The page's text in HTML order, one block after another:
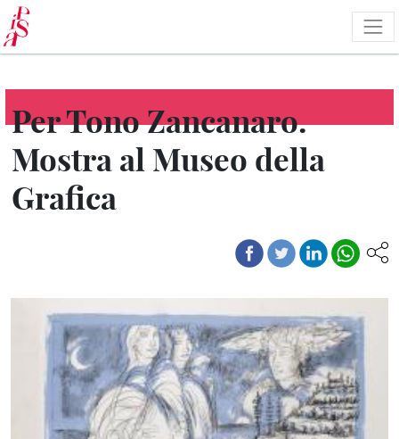
Salta
al
contenuto
principale
Per Tono Zancanaro.
Mostra al Museo della
Grafica